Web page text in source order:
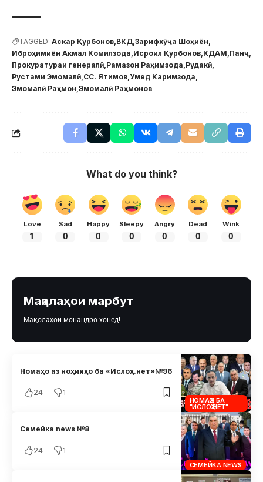
TAGGED: Аскар Қурбонов ВКД Зарифхӯҷа Шоҳиён
Иброҳимиён Акмал Комилзода Исроил Қурбонов КДАМ Панҷ
Прокуратураи генералӣ Рамазон Раҳимзода Рудакӣ
Рустами Эмомалӣ СС. Ятимов Умед Каримзода
Эмомалӣ Раҳмон Эмомалӣ Раҳмонов
What do you think?
Love
1
Sad
0
Happy
0
Sleepy
0
Angry
0
Dead
0
Wink
0
Мақолаҳои марбут
Мақолаҳои монандро хонед!
НОМАҲО БА
"ИСЛОҲ.НЕТ"
Номаҳо аз ноҳияҳо ба «Ислоҳ.нет»№96
24 1
СЕМЕЙКА NEWS
Семейка news №8
24 1